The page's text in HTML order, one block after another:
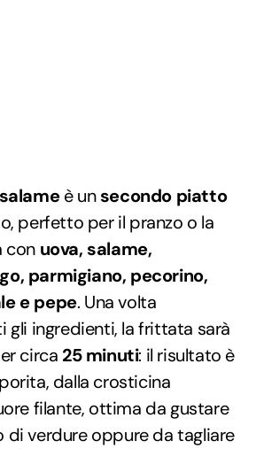
è unsecondo piatto
perfetto per il pranzo o la
con uova, salame,
parmigiano, pecorino,
e pepe. Una volta
gli ingredienti, la frittata sarà
circa 25 minuti: il risultato è
dalla crosticina
filante, ottima da gustare
di verdure oppure da tagliare